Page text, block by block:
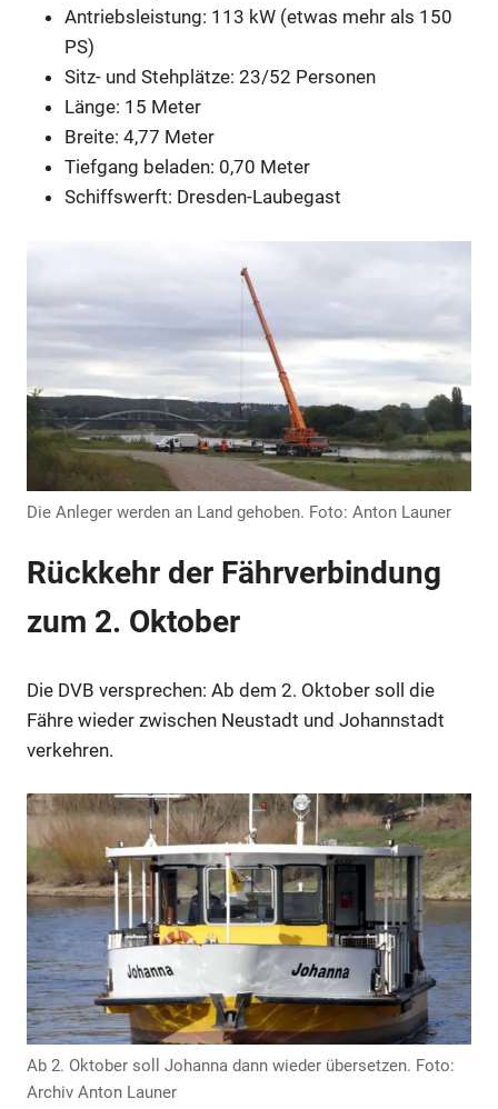
Anzeige
Anzeige
Anzeige
Antriebsleistung: 113 kW (etwas mehr als 150
PS)
Sitz- und Stehplätze: 23/52 Personen
Länge: 15 Meter
Breite: 4,77 Meter
Tiefgang beladen: 0,70 Meter
Schiffswerft: Dresden-Laubegast
Die Anleger werden an Land gehoben. Foto: Anton Launer
Rückkehr der Fährverbindung
zum 2. Oktober
Die DVB versprechen: Ab dem 2. Oktober soll die
Fähre wieder zwischen Neustadt und Johannstadt
verkehren.
Ab 2. Oktober soll Johanna dann wieder übersetzen. Foto:
Archiv Anton Launer